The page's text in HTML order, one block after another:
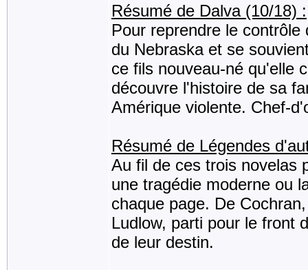
Résumé de Dalva (10/18) :
Pour reprendre le
du Nebraska et se
ce fils nouveau-né qu'elle
découvre l'histoire de sa
Amérique violente. Chef-
Résumé de Légendes
Au fil de ces trois novelas
une tragédie moderne ou
chaque page. De
Ludlow, parti pour le front
de leur destin.